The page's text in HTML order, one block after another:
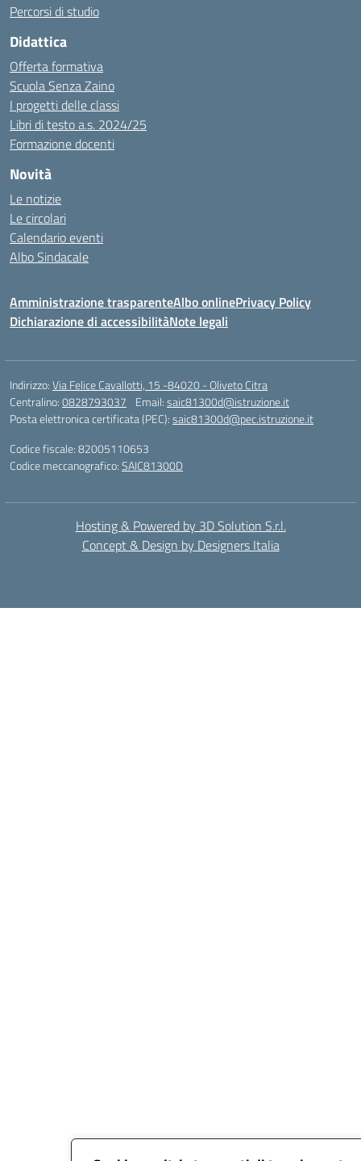
Percorsi di studio
Didattica
Offerta formativa
Scuola Senza Zaino
I progetti delle classi
Libri di testo a.s. 2024/25
Formazione docenti
Novità
Le notizie
Le circolari
Calendario eventi
Albo Sindacale
Amministrazione trasparenteAlbo onlinePrivacy Policy
Dichiarazione di accessibilitàNote legali
Indirizzo:Via Felice Cavallotti, 15 -84020 - Oliveto Citra
Centralino:0828793037 Email:saic81300d@istruzione.it
Posta elettronica certificata (PEC):saic81300d@pec.istruzione.it
Codice fiscale: 82005110653
Codice meccanografico:SAIC81300D
Hosting & Powered by 3D Solution S.r.l.
Concept & Design by Designers Italia